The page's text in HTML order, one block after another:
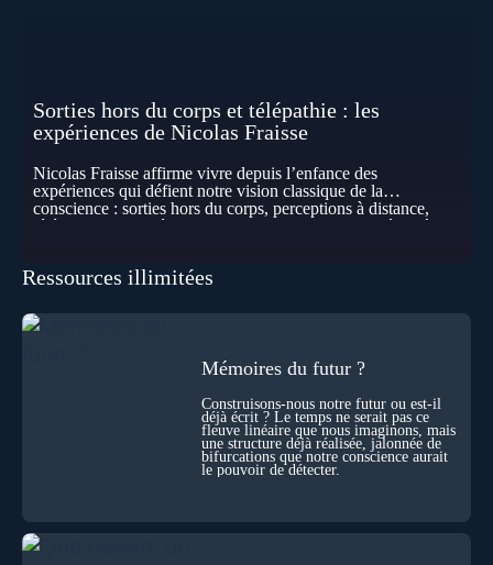
Sorties hors du corps et télépathie : les
expériences de Nicolas Fraisse
Nicolas Fraisse affirme vivre depuis l’enfance des
expériences qui défient notre vision classique de la
conscience : sorties hors du corps, perceptions à distance,
télépathie spontanée… Comment accueillir ces phénomènes
les pensées d’autrui ? Que deviennent l’espace, le temps… et
disparaître ? Au fil de cet échange, Nicolas raconte ses
expériences les plus troublantes : visions vérifiées,
durant ses sorties, protocoles scientifiques… et toujours, cette
! Sommes-nous à l’aube d’une révolution de la conscience ?
Sans doute. Mais encore faut-il accepter d’explorer ces
territoires avec lucidité, et rigueur…
Ressources illimitées
Mémoires du futur ?
Construisons-nous notre futur ou est-il
déjà écrit ? Le temps ne serait pas ce
fleuve linéaire que nous imaginons, mais
une structure déjà réalisée, jalonnée de
bifurcations que notre conscience aurait
le pouvoir de détecter.